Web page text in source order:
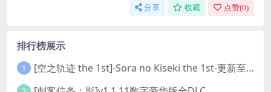
分享 收藏 点赞(0)
排行榜展示
1 [空之轨迹 the 1st]-Sora no Kiseki the 1st-更新至v1.06.4-全DLC